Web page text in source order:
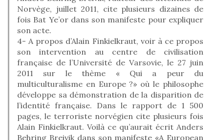
Norvège, juillet 2011, cite plusieurs dizaines de
fois Bat Ye’or dans son manifeste pour expliquer
son acte.
4- A propos d’Alain Finkielkraut, voir à ce propos
son intervention au centre de civilisation
française de l’Université de Varsovie, le 27 juin
2011 sur le thème « Qui a peur du
multiculturalisme en Europe ?» où le philosophe
développe sa démonstration de la disparition de
l’identité française. Dans le rapport de 1 500
pages, le terroriste norvégien cite plusieurs fois
Alain Finkielkraut. Voilà ce qu’aurait écrit Anders
Behring Breivik dans son manifeste «A European